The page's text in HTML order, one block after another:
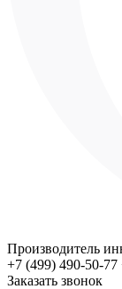
Производитель
+7 (499) 490-50-77
Заказать звонок